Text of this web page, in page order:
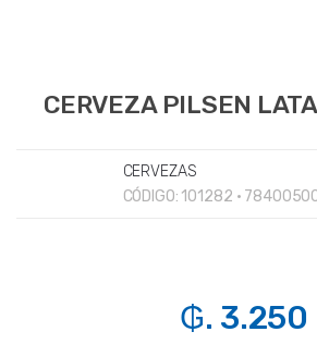
CERVEZA PILSEN
CERVEZAS
CÓDIGO: 101282 •
₲. 3.250